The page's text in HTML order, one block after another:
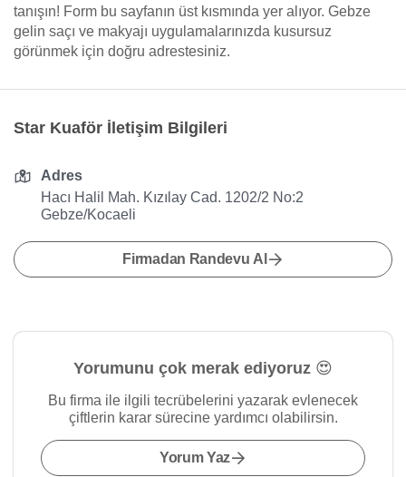
tanışın! Form bu sayfanın üst kısmında yer alıyor. Gebze
gelin saçı ve makyajı uygulamalarınızda kusursuz
görünmek için doğru adrestesiniz.
Star Kuaför İletişim Bilgileri
Adres
Hacı Halil Mah. Kızılay Cad. 1202/2 No:2
Gebze/Kocaeli
Firmadan Randevu Al
Yorumunu çok merak ediyoruz 😍
Bu firma ile ilgili tecrübelerini yazarak evlenecek
çiftlerin karar sürecine yardımcı olabilirsin.
Yorum Yaz